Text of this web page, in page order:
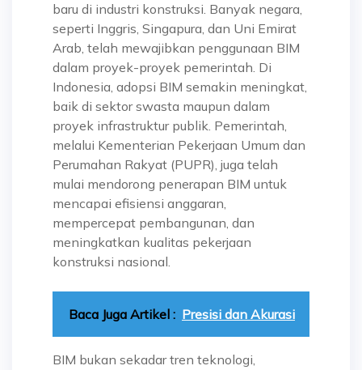
baru di industri konstruksi. Banyak negara,
seperti Inggris, Singapura, dan Uni Emirat
Arab, telah mewajibkan penggunaan BIM
dalam proyek-proyek pemerintah. Di
Indonesia, adopsi BIM semakin meningkat,
baik di sektor swasta maupun dalam
proyek infrastruktur publik. Pemerintah,
melalui Kementerian Pekerjaan Umum dan
Perumahan Rakyat (PUPR), juga telah
mulai mendorong penerapan BIM untuk
mencapai efisiensi anggaran,
mempercepat pembangunan, dan
meningkatkan kualitas pekerjaan
konstruksi nasional.
Baca Juga Artikel : Presisi dan Akurasi
BIM bukan sekadar tren teknologi,